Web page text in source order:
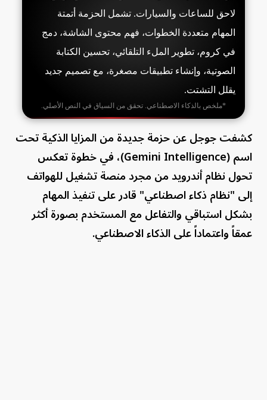
لاحق للساعات والسيارات. تشمل الحزمة أتمتة
المهام متعددة الخطوات، فهم محتوى الشاشة، دمج
في كروم، تطوير الملء التلقائي، تحسين الكتابة
الصوتية، وإنشاء تطبيقات مصغرة، مع تصميم جديد
يقلل التشتت.
*ملخص بالذكاء الاصطناعي. تحقق من السياق في النص الأصلي.
كشفت جوجل عن حزمة جديدة من المزايا الذكية تحت
اسم (Gemini Intelligence)، في خطوة تعكس
تحول نظام أندرويد من مجرد منصة تشغيل للهواتف
إلى "نظام ذكاء اصطناعي" قادر على تنفيذ المهام
بشكل استباقي والتفاعل مع المستخدم بصورة أكثر
عمقاً واعتماداً على الذكاء الاصطناعي.